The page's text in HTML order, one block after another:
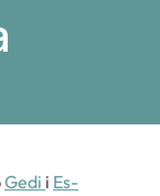
Gedi i Es-